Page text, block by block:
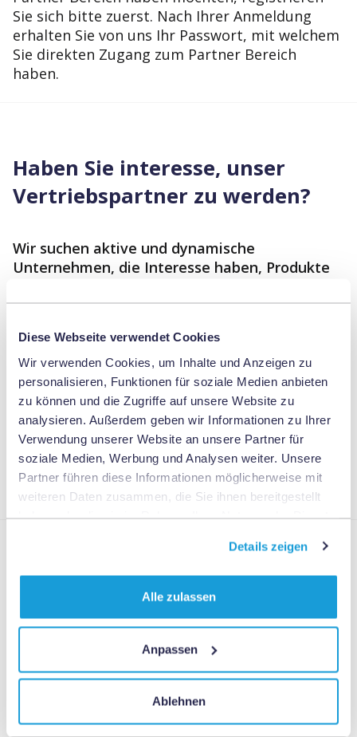
Diese Webseite verwendet Cookies
Wir verwenden Cookies, um Inhalte und Anzeigen zu
personalisieren, Funktionen für soziale Medien anbieten
zu können und die Zugriffe auf unsere Website zu
analysieren. Außerdem geben wir Informationen zu Ihrer
Verwendung unserer Website an unsere Partner für
soziale Medien, Werbung und Analysen weiter. Unsere
Partner führen diese Informationen möglicherweise mit
weiteren Daten zusammen, die Sie ihnen bereitgestellt
haben oder die sie im Rahmen Ihrer Nutzung der Dienste
Details zeigen
Alle zulassen
Anpassen
Ablehnen
Sie sich bitte zuerst. Nach Ihrer Anmeldung
erhalten Sie von uns Ihr Passwort, mit welchem
Sie direkten Zugang zum Partner Bereich
haben.
Haben Sie interesse, unser
Vertriebspartner zu werden?
Wir suchen aktive und dynamische
Unternehmen, die Interesse haben, Produkte
Gebiet zu verkaufen.
Interessiert?
Dann kontaktieren Sie uns doch einfach, damit
wir Ihre und unsere Vorstellungen in einem
persönlichen Gespräch besprechen können. Wir
freuen uns auf IhreKontaktaufnahme!
Unsere Partner